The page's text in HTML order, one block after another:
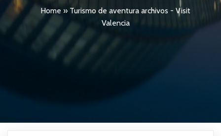
Home » Turismo de aventura archivos - Visit
Valencia